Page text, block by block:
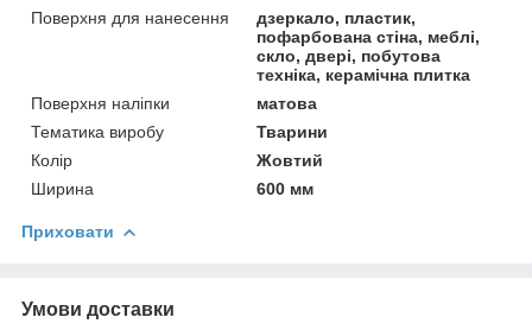
Поверхня для нанесення
дзеркало, пластик,
пофарбована стіна, меблі,
скло, двері, побутова
техніка, керамічна плитка
Поверхня наліпки
матова
Тематика виробу
Тварини
Колір
Жовтий
Ширина
600 мм
Приховати
Умови доставки